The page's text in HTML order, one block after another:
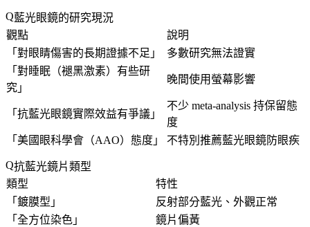
藍光眼鏡的研究現況
觀點
說明
「 對眼睛傷害的長期證據不足 」
多數研究無法證實
「 對睡眠（褪黑激素）有些研
究 」
晚間使用螢幕影響
「 抗藍光眼鏡實際效益有爭議 」
不少 meta-analysis 持保留態
度
「 美國眼科學會（AAO）態度 」 不特別推薦藍光眼鏡防眼疾
抗藍光鏡片類型
類型
特性
「 鍍膜型 」
反射部分藍光、外觀正常
「 全方位染色 」
鏡片偏黃